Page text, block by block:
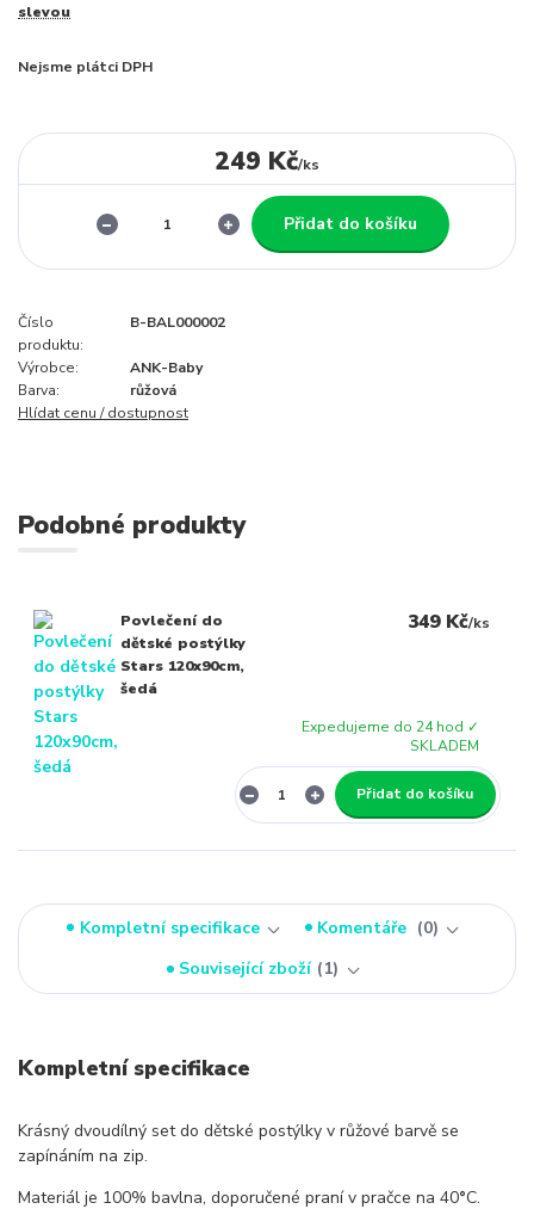
slevou
Nejsme plátci DPH
249 Kč/ks
Přidat do košíku
Číslo
produktu:
B-BAL000002
Výrobce:
ANK-Baby
Barva:
růžová
Hlídat cenu / dostupnost
Podobné produkty
Povlečení do
dětské postýlky
Stars 120x90cm,
šedá
349 Kč/ks
Expedujeme do 24 hod ✓
SKLADEM
Přidat do košíku
Kompletní specifikace Komentáře
0
Související zboží
1
Kompletní specifikace
Krásný dvoudílný set do dětské postýlky v růžové barvě se
zapínáním na zip.
Materiál je 100% bavlna, doporučené praní v pračce na 40°C.